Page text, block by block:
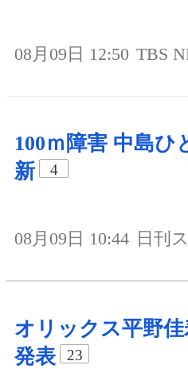
08月09日 12:50 TBS
100ｍ障害 中島ひ
新
4
08月09日 10:44 日刊
オリックス平野
発表
23